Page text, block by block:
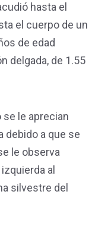
hasta el
el cuerpo de un
de edad
delgada, de 1.55
le aprecian
a que se
le observa
al
silvestre del